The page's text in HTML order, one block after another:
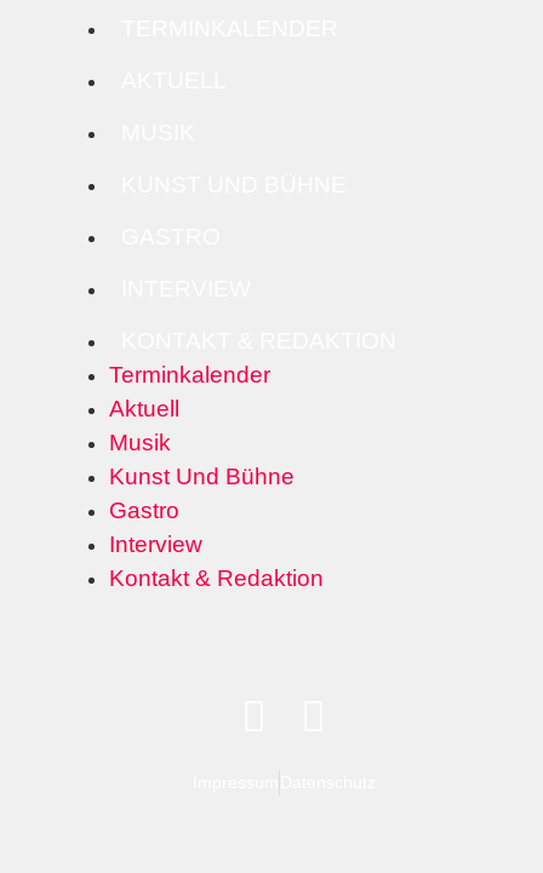
Terminkalender
Aktuell
Musik
Kunst Und Bühne
Gastro
Interview
Kontakt & Redaktion